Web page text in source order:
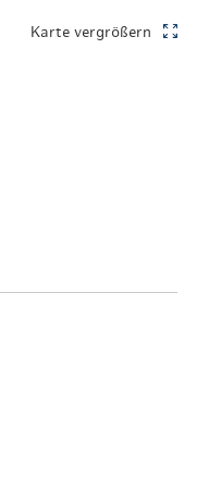
Karte vergrößern